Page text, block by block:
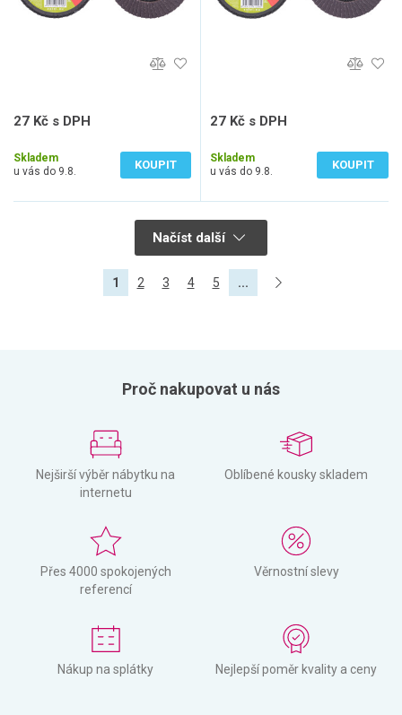
27 Kč s DPH
Skladem
u vás do 9.8.
KOUPIT
27 Kč s DPH
Skladem
u vás do 9.8.
KOUPIT
Načíst další
1 2 3 4 5 ...
Proč nakupovat u nás
Nejširší výběr nábytku na
internetu
Oblíbené kousky skladem
Přes 4000 spokojených
referencí
Věrnostní slevy
Nákup na splátky Nejlepší poměr kvality a ceny